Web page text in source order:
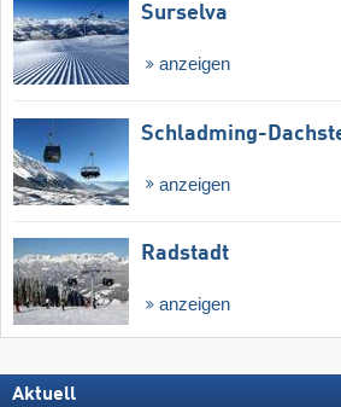
Surselva
anzeigen
Schladming-
anzeigen
Radstadt
anzeigen
Aktuell